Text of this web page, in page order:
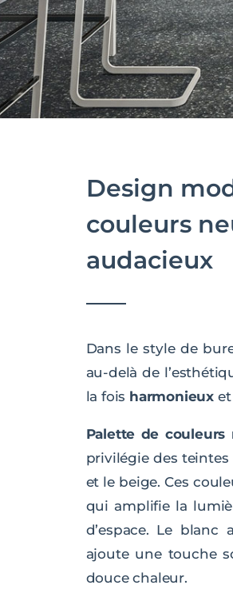
Design
couleurs
audacieux
Dans le style de
au-delà de
la fois harmonieux
Palette de couleurs
privilégie des
et le beige. Ces
qui amplifie la
d’espace. Le
ajoute une touche
douce chaleur.